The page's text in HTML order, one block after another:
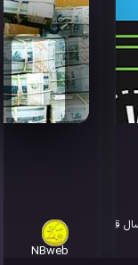
NBweb